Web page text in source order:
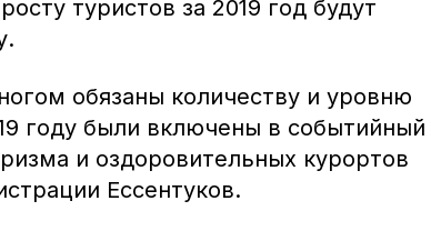
туристов за 2019 год будут
обязаны количеству и уровню
году были включены в событийный
и оздоровительных курортов
Ессентуков.